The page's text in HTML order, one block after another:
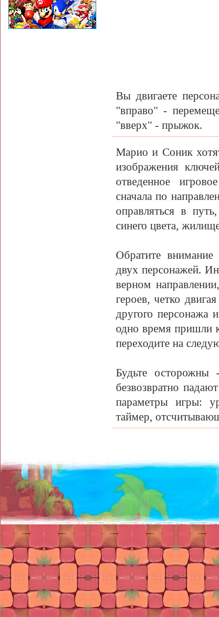
Вы двигаете
"вправо" -
"вверх" - прыжок.
Марио и Соник
изображения
отведенное
сначала по
оправляться в
синего цвета,
Обратите
двух персонажей.
верном
героев, четко
другого персонажа
одно время пришли
переходите на
Будьте
безвозвратно
параметры игры:
таймер,